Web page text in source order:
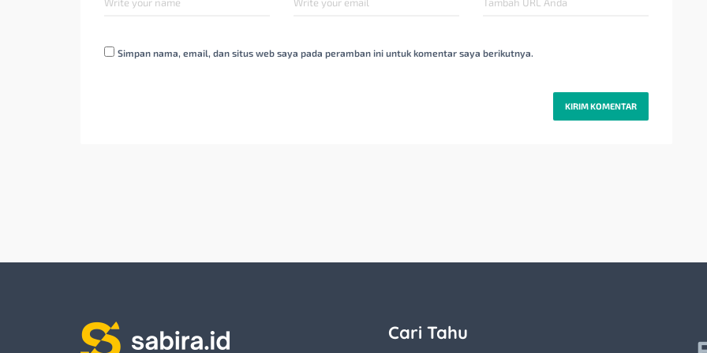
Simpan nama, email, dan situs web saya pada peramban ini untuk komentar saya berikutnya.
Cari Tahu